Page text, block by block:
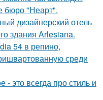
бюро "Неарт".
дизайнерский отель
здания Arlesiana.
54 в репино,
среди
это всегда про стиль и